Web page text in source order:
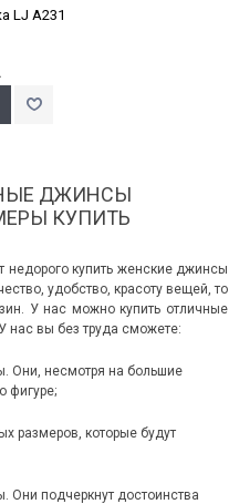
LJ A231
ДЖИНСЫ
КУПИТЬ
купить женские джинсы
удобство, красоту вещей, то
У нас можно купить отличные
нас вы без труда сможете:
Они, несмотря на большие
фигуре;
размеров, которые будут
Они подчеркнут достоинства